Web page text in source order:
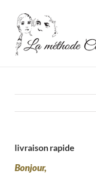
contenu
livraison rapide
Bonjour,